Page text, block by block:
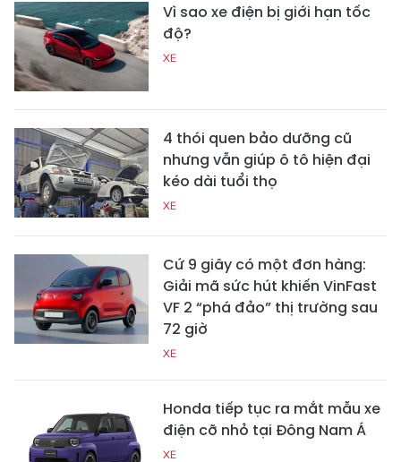
Vì sao xe điện bị giới hạn tốc
độ?
XE
4 thói quen bảo dưỡng cũ
nhưng vẫn giúp ô tô hiện đại
kéo dài tuổi thọ
XE
Cứ 9 giây có một đơn hàng:
Giải mã sức hút khiến VinFast
VF 2 “phá đảo” thị trường sau
72 giờ
XE
Honda tiếp tục ra mắt mẫu xe
điện cỡ nhỏ tại Đông Nam Á
XE